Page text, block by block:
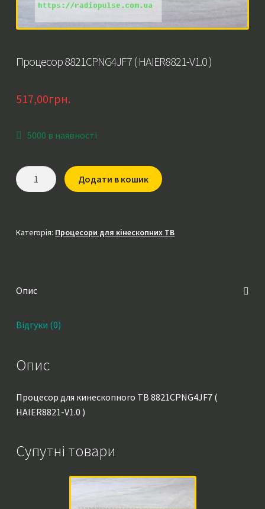
Процесор 8821CPNG4JF7 ( HAIER8821-V1.0 )
517,00грн.
5000 в наявності
Процесор
8821CPNG4JF7
V1.0
Додати в кошик
Категорія: Процесори для кінескопних ТВ
Опис
Відгуки (0)
Опис
Процесор для кинескопного ТВ 8821CPNG4JF7 (
HAIER8821-V1.0 )
Супутні товари